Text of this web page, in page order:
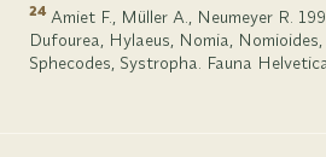
24 Amiet F., Müller A., Neumeyer R.
Dufourea, Hylaeus, Nomia,
Sphecodes, Systropha. Fauna